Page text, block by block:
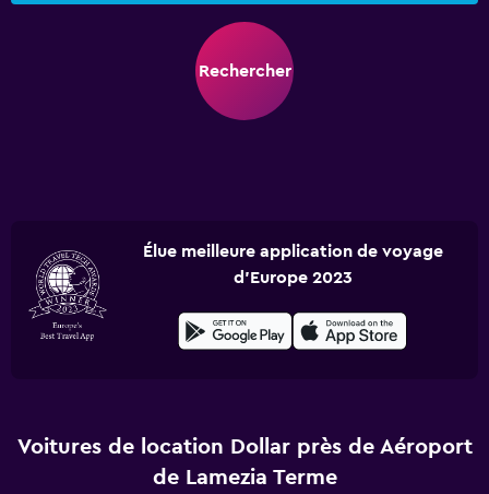
Rechercher
Élue meilleure application de voyage
d'Europe 2023
Voitures de location Dollar près de Aéroport
de Lamezia Terme